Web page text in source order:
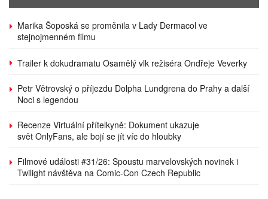
Marika Šoposká se proměnila v Lady Dermacol ve
stejnojmenném filmu
Trailer k dokudramatu Osamělý vlk režiséra Ondřeje Veverky
Petr Větrovský o příjezdu Dolpha Lundgrena do Prahy a další
Noci s legendou
Recenze Virtuální přítelkyně: Dokument ukazuje
svět OnlyFans, ale bojí se jít víc do hloubky
Filmové události #31/26: Spoustu marvelovských novinek i
Twilight návštěva na Comic-Con Czech Republic